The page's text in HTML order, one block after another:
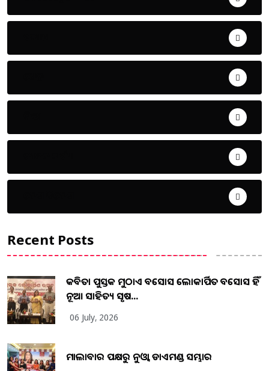
Recent Posts
କବିତା ପୁସ୍ତକ ମୁଠାଏ ଅବସୋସ ଲୋକାର୍ପିତ ଅବସୋସ ହିଁ
ନୂଆ ସାହିତ୍ୟ ସୃଷ...
06 July, 2026
ମାଲାବାର ପକ୍ଷରୁ ନୁଓ୍ବା ଡାଏମଣ୍ଡ ସମ୍ଭାର